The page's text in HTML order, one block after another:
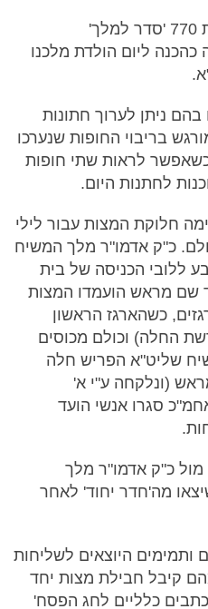
גם הצהריים התקיים בקדמת 770 'סדר למלך'
ליום הולדת מלכנו
ניתן לערוך חתונות
בריבוי החופות שנערכו
ועל יד בית חיינו 770 כשאפשר לראות שתי חופות
לחתנות היום.
חלוקת המצות עבור לילי
כ"ק אדמו"ר מלך המשיח
ללובי הכניסה של בית
שם מראש הועמדו המצות
כשהארגז הראשון
החלה) וכולם מכוסים
שליט"א הפריש חלה
(ונלקחה ע"י א'
סגרו אנשי הועד
מול כ"ק אדמו"ר מלך
מה'חדר יחוד' לאחר
ותמימים היוצאים לשליחות
קיבל חבילת מצות יחד
כלליים לחג הפסח'